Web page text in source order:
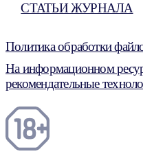
СТАТЬИ ЖУРНАЛА
Политика обработки
На информационном
рекомендательные